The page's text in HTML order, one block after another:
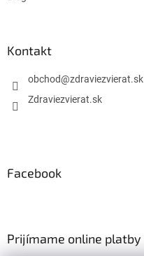
Kontakt
obchod@zdraviezvierat.sk
Zdraviezvierat.sk
Facebook
Prijímame online platby